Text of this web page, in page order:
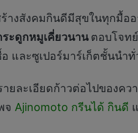
างสังคมกินดีมีสุขในทุกมื้
ะดูกหมูเคี่ยวนานตอบโจท
และซูเปอร์มาร์เก็ตชั้นนำทั่
ยละเอียดก้าวต่อไปของคว
จ Ajinomoto กรีนได้ กินดี